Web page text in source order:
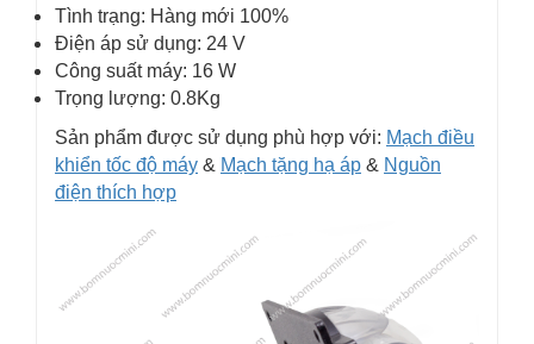
Tình trạng: Hàng mới 100%
Điện áp sử dụng: 24 V
Công suất máy: 16 W
Trọng lượng: 0.8Kg
Sản phẩm được sử dụng phù hợp với: Mạch điều
khiển tốc độ máy & Mạch tặng hạ áp & Nguồn
điện thích hợp